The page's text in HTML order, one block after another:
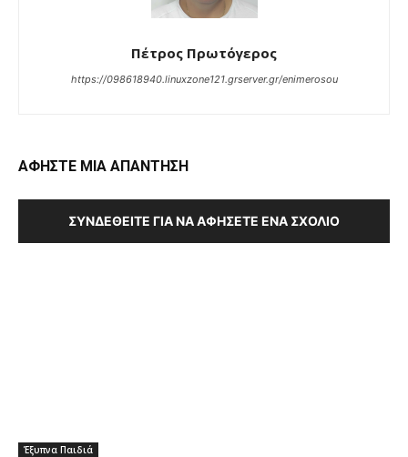
Πέτρος Πρωτόγερος
https://098618940.linuxzone121.grserver.gr/enimerosou
ΑΦΗΣΤΕ ΜΙΑ ΑΠΑΝΤΗΣΗ
ΣΥΝΔΕΘΕΊΤΕ ΓΙΑ ΝΑ ΑΦΉΣΕΤΕ ΈΝΑ ΣΧΌΛΙΟ
Έξυπνα Παιδιά